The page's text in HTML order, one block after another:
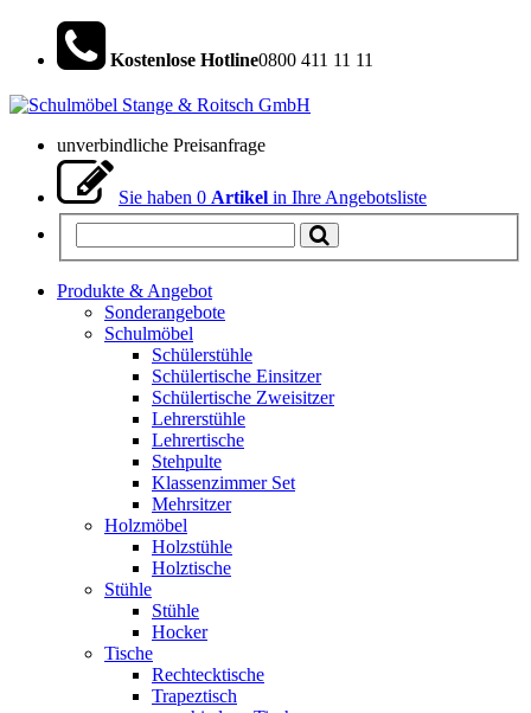
Kostenlose Hotline0800 411 11 11
unverbindliche Preisanfrage
Sie haben 0 Artikel in Ihre Angebotsliste
Produkte & Angebot
Sonderangebote
Schulmöbel
Schülerstühle
Schülertische Einsitzer
Schülertische Zweisitzer
Lehrerstühle
Lehrertische
Stehpulte
Klassenzimmer Set
Mehrsitzer
Holzmöbel
Holzstühle
Holztische
Stühle
Stühle
Hocker
Tische
Rechtecktische
Trapeztisch